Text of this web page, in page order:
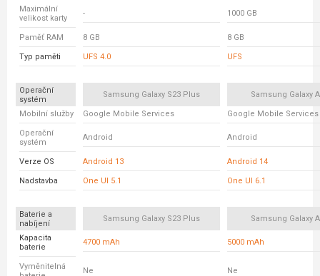
Maximální
velikost karty
- 1000 GB
Paměť RAM 8 GB 8 GB
Typ paměti UFS 4.0 UFS
Operační
systém
Samsung Galaxy S23 Plus Samsung Galaxy
Mobilní služby Google Mobile Services Google Mobile Services
Operační
systém
Android Android
Verze OS Android 13 Android 14
Nadstavba One UI 5.1 One UI 6.1
Baterie a
nabíjení
Samsung Galaxy S23 Plus Samsung Galaxy
Kapacita
baterie
4700 mAh 5000 mAh
Vyměnitelná
Ne Ne